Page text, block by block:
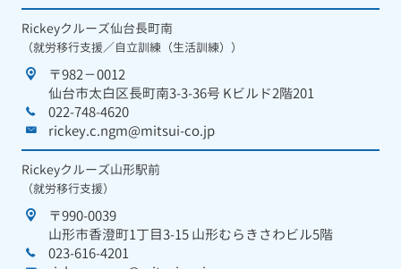
Rickeyクルーズ仙台長町南
（就労移行支援／自立訓練（生活訓練））
〒982－0012
仙台市太白区長町南3-3-36号 Kビルド2階201
022-748-4620
rickey.c.ngm@mitsui-co.jp
Rickeyクルーズ山形駅前
（就労移行支援）
〒990-0039
山形市香澄町1丁目3-15 山形むらきさわビル5階
023-616-4201